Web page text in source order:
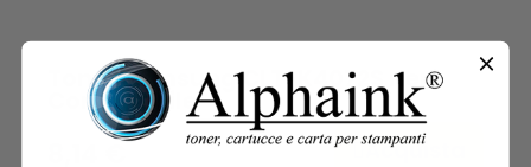
Toner Samsung CLT-K4072S Nero
Compatibile
Acquista